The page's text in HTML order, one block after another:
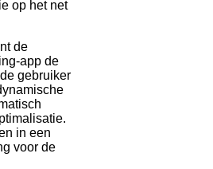
op het net
de
app de
gebruiker
in een
voor de